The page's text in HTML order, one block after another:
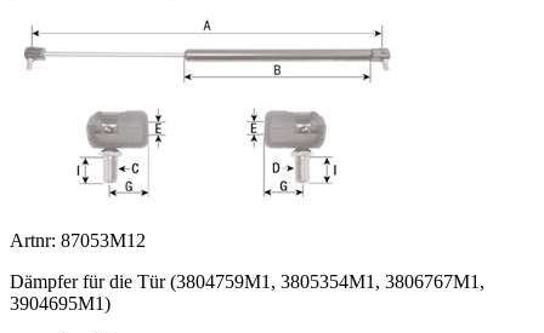
Artnr: 87053M12
Dämpfer für die Tür (3804759M1, 3805354M1, 3806767M1,
3904695M1)